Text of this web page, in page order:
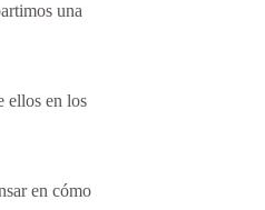
una
ellos en los
en cómo